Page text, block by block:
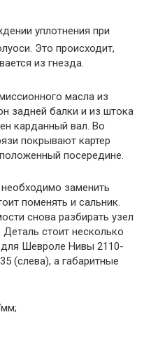
уплотнения при
Это происходит,
из гнезда.
масла из
задней балки и из штока
карданный вал. Во
покрывают картер
посередине.
заменить
поменять и сальник.
снова разбирать узел
стоит несколько
Шевроле Нивы 2110-
(слева), а габаритные